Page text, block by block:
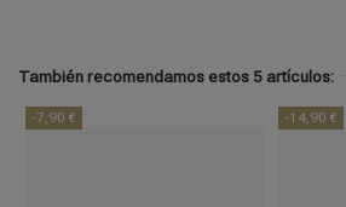
También recomendamos estos 5 artículos:
-7,90 € -14,90 €